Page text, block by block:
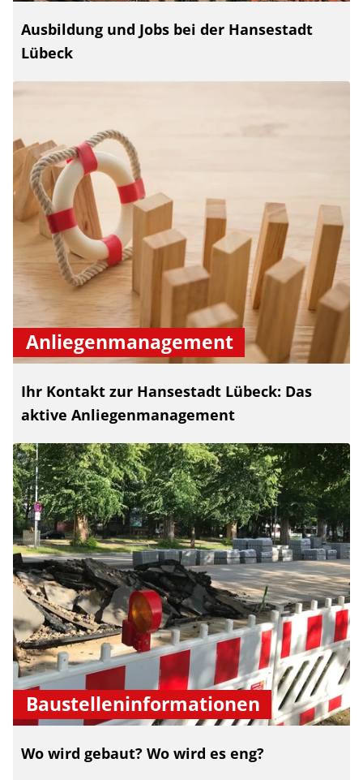
Ausbildung und Jobs bei der Hansestadt
Lübeck
Anliegenmanagement
Ihr Kontakt zur Hansestadt Lübeck: Das
aktive Anliegenmanagement
Baustelleninformationen
Wo wird gebaut? Wo wird es eng?